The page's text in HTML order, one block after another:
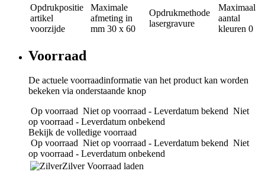
Opdrukpositie
artikel
voorzijde
Maximale
afmeting in
mm 30 x 60
Opdrukmethode
lasergravure
Maximaal
aantal
kleuren 0
Voorraad
De actuele voorraadinformatie van het product kan worden
bekeken via onderstaande knop
Op voorraad Niet op voorraad - Leverdatum bekend Niet
op voorraad - Leverdatum onbekend
Bekijk de volledige voorraad
Op voorraad Niet op voorraad - Leverdatum bekend Niet
op voorraad - Leverdatum onbekend
Zilver Voorraad laden